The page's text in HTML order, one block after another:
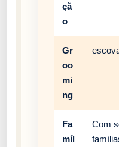
çã
o
Gr
oo
mi
ng
Fa
míl
Com